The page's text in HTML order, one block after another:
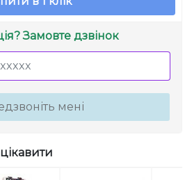
Замовте дзвінок
мені